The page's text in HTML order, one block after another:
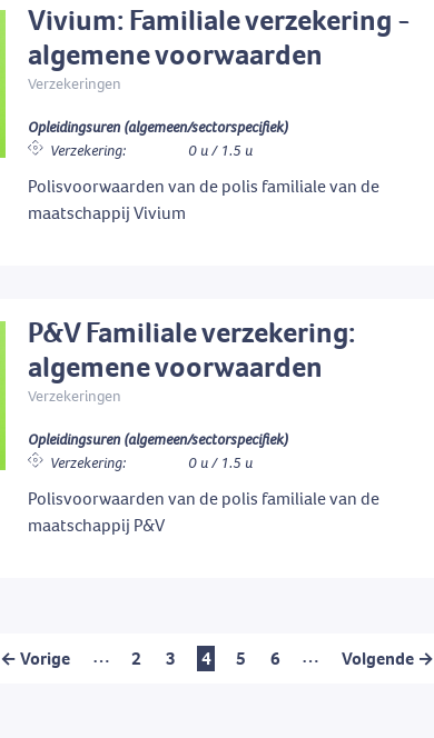
Vivium: Familiale verzekering -
algemene voorwaarden
Verzekeringen
Opleidingsuren (algemeen/sectorspecifiek)
Verzekering:
0 u / 1.5 u
Polisvoorwaarden van de polis familiale van de
maatschappij Vivium
P&V Familiale verzekering:
algemene voorwaarden
Verzekeringen
Opleidingsuren (algemeen/sectorspecifiek)
Verzekering:
0 u / 1.5 u
Polisvoorwaarden van de polis familiale van de
maatschappij P&V
← Vorige … 2 3 4 5 6 … Volgende →